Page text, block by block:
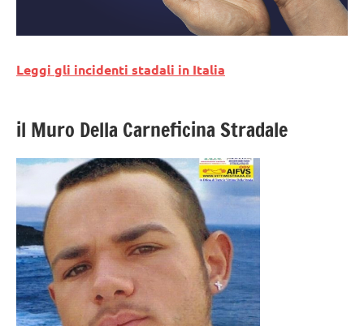
Leggi gli incidenti stadali in Italia
il Muro Della Carneficina Stradale